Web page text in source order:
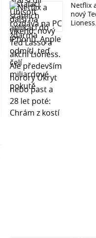
Netflix
nový